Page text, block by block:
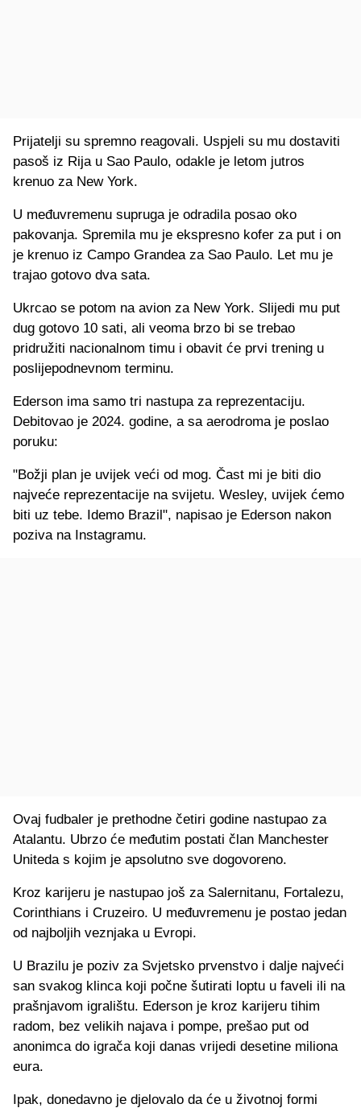
Prijatelji su spremno reagovali. Uspjeli su mu dostaviti
pasoš iz Rija u Sao Paulo, odakle je letom jutros
krenuo za New York.
U međuvremenu supruga je odradila posao oko
pakovanja. Spremila mu je ekspresno kofer za put i on
je krenuo iz Campo Grandea za Sao Paulo. Let mu je
trajao gotovo dva sata.
Ukrcao se potom na avion za New York. Slijedi mu put
dug gotovo 10 sati, ali veoma brzo bi se trebao
pridružiti nacionalnom timu i obavit će prvi trening u
poslijepodnevnom terminu.
Ederson ima samo tri nastupa za reprezentaciju.
Debitovao je 2024. godine, a sa aerodroma je poslao
poruku:
"Božji plan je uvijek veći od mog. Čast mi je biti dio
najveće reprezentacije na svijetu. Wesley, uvijek ćemo
biti uz tebe. Idemo Brazil", napisao je Ederson nakon
poziva na Instagramu.
Ovaj fudbaler je prethodne četiri godine nastupao za
Atalantu. Ubrzo će međutim postati član Manchester
Uniteda s kojim je apsolutno sve dogovoreno.
Kroz karijeru je nastupao još za Salernitanu, Fortalezu,
Corinthians i Cruzeiro. U međuvremenu je postao jedan
od najboljih veznjaka u Evropi.
U Brazilu je poziv za Svjetsko prvenstvo i dalje najveći
san svakog klinca koji počne šutirati loptu u faveli ili na
prašnjavom igralištu. Ederson je kroz karijeru tihim
radom, bez velikih najava i pompe, prešao put od
anonimca do igrača koji danas vrijedi desetine miliona
eura.
Ipak, donedavno je djelovalo da će u životnoj formi